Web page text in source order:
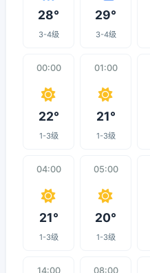
28°
3-4级
29°
3-4级
00:00
22°
1-3级
01:00
21°
1-3级
04:00
21°
1-3级
05:00
20°
1-3级
14:00 08:00